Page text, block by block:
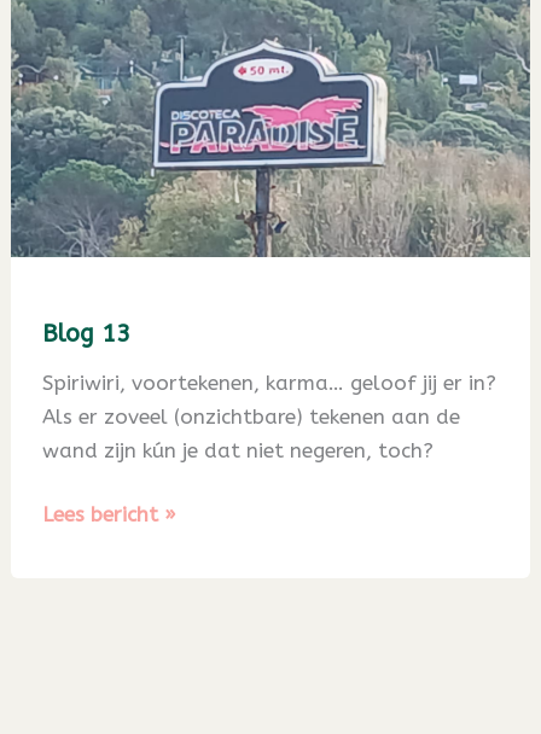
Blog 13
Spiriwiri, voortekenen, karma… geloof jij er in?
Als er zoveel (onzichtbare) tekenen aan de
wand zijn kún je dat niet negeren, toch?
Blog
Lees bericht »